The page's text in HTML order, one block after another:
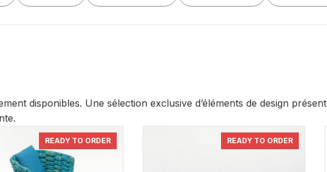
disponibles. Une sélection exclusive d’éléments de design
READY TO ORDER READY TO ORDER